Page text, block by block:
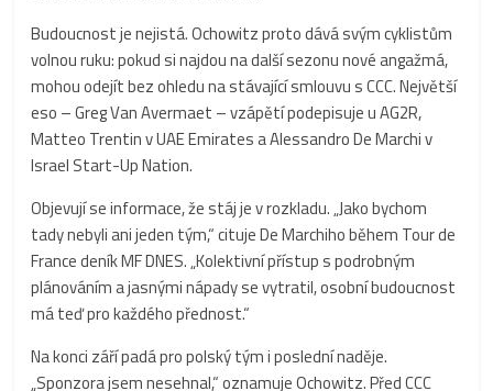
Budoucnost je nejistá. Ochowitz proto dává svým cyklistům
volnou ruku: pokud si najdou na další sezonu nové angažmá,
mohou odejít bez ohledu na stávající smlouvu s CCC. Největší
eso – Greg Van Avermaet – vzápětí podepisuje u AG2R,
Matteo Trentin v UAE Emirates a Alessandro De Marchi v
Israel Start-Up Nation.
Objevují se informace, že stáj je v rozkladu. „Jako bychom
tady nebyli ani jeden tým,“ cituje De Marchiho během Tour de
France deník MF DNES. „Kolektivní přístup s podrobným
plánováním a jasnými nápady se vytratil, osobní budoucnost
má teď pro každého přednost.“
Na konci září padá pro polský tým i poslední naděje.
„Sponzora jsem nesehnal,“ oznamuje Ochowitz. Před CCC